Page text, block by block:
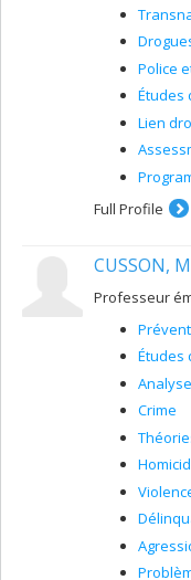
Police
Études
Lien
Full Profile
CUSSON,
Professeur
Études
Crime